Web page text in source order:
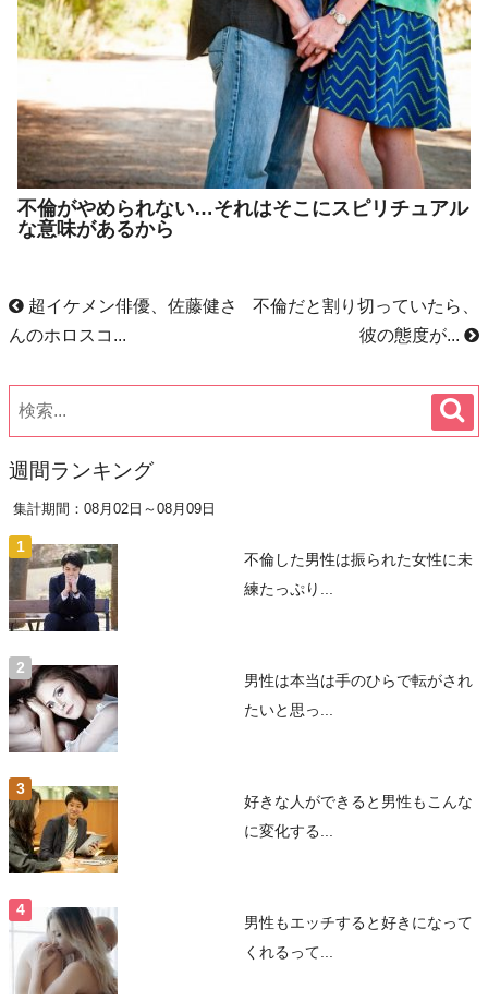
不倫がやめられない…それはそこにスピリチュアル
な意味があるから
超イケメン俳優、佐藤健さ
んのホロスコ...
不倫だと割り切っていたら、
彼の態度が...
週間ランキング
集計期間：08月02日～08月09日
不倫した男性は振られた女性に未
練たっぷり...
男性は本当は手のひらで転がされ
たいと思っ...
好きな人ができると男性もこんな
に変化する...
男性もエッチすると好きになって
くれるって...